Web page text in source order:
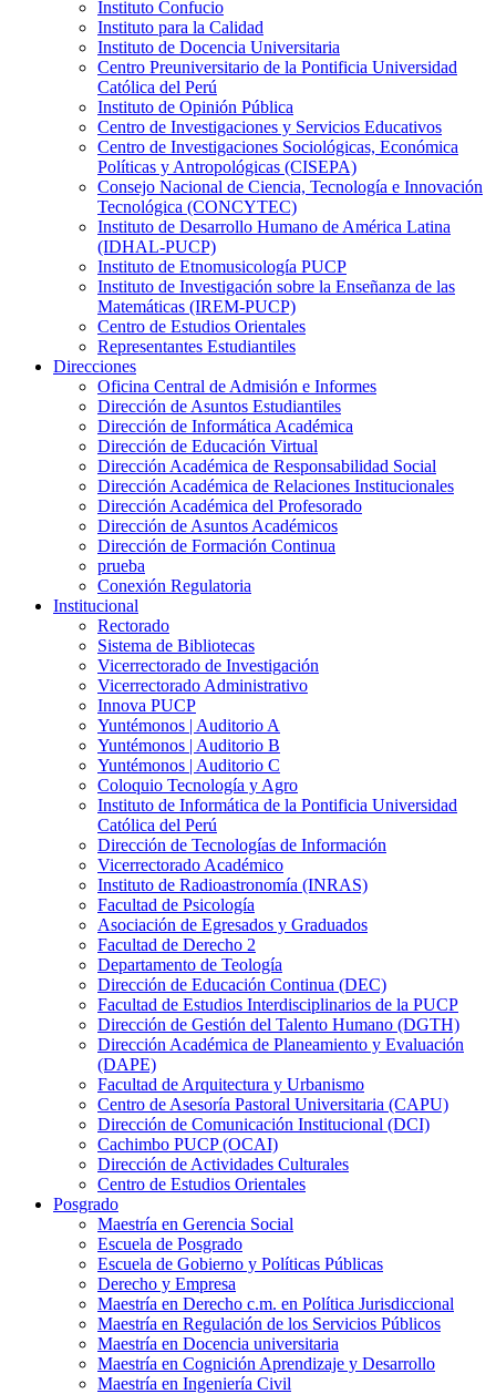
Instituto Confucio
Instituto para la Calidad
Instituto de Docencia Universitaria
Centro Preuniversitario de la Pontificia Universidad
Católica del Perú
Instituto de Opinión Pública
Centro de Investigaciones y Servicios Educativos
Centro de Investigaciones Sociológicas, Económica
Políticas y Antropológicas (CISEPA)
Consejo Nacional de Ciencia, Tecnología e Innovación
Tecnológica (CONCYTEC)
Instituto de Desarrollo Humano de América Latina
(IDHAL-PUCP)
Instituto de Etnomusicología PUCP
Instituto de Investigación sobre la Enseñanza de las
Matemáticas (IREM-PUCP)
Centro de Estudios Orientales
Representantes Estudiantiles
Direcciones
Oficina Central de Admisión e Informes
Dirección de Asuntos Estudiantiles
Dirección de Informática Académica
Dirección de Educación Virtual
Dirección Académica de Responsabilidad Social
Dirección Académica de Relaciones Institucionales
Dirección Académica del Profesorado
Dirección de Asuntos Académicos
Dirección de Formación Continua
prueba
Conexión Regulatoria
Institucional
Rectorado
Sistema de Bibliotecas
Vicerrectorado de Investigación
Vicerrectorado Administrativo
Innova PUCP
Yuntémonos | Auditorio A
Yuntémonos | Auditorio B
Yuntémonos | Auditorio C
Coloquio Tecnología y Agro
Instituto de Informática de la Pontificia Universidad
Católica del Perú
Dirección de Tecnologías de Información
Vicerrectorado Académico
Instituto de Radioastronomía (INRAS)
Facultad de Psicología
Asociación de Egresados y Graduados
Facultad de Derecho 2
Departamento de Teología
Dirección de Educación Continua (DEC)
Facultad de Estudios Interdisciplinarios de la PUCP
Dirección de Gestión del Talento Humano (DGTH)
Dirección Académica de Planeamiento y Evaluación
(DAPE)
Facultad de Arquitectura y Urbanismo
Centro de Asesoría Pastoral Universitaria (CAPU)
Dirección de Comunicación Institucional (DCI)
Cachimbo PUCP (OCAI)
Dirección de Actividades Culturales
Centro de Estudios Orientales
Posgrado
Maestría en Gerencia Social
Escuela de Posgrado
Escuela de Gobierno y Políticas Públicas
Derecho y Empresa
Maestría en Derecho c.m. en Política Jurisdiccional
Maestría en Regulación de los Servicios Públicos
Maestría en Docencia universitaria
Maestría en Cognición Aprendizaje y Desarrollo
Maestría en Ingeniería Civil